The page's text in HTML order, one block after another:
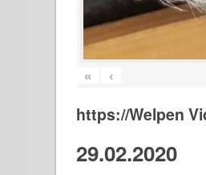
« ‹
https://Welpen
29.02.2020